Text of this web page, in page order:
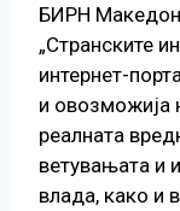
БИРН
„Странските
интернет-
и овозможија
реалната
ветувањата и
влада, како и